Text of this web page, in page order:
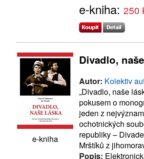
e-kniha: 250
e-kniha
Divadlo,
Autor: Kolektiv
„Divadlo, naše
pokusem o
jeden z
ochotnických
republiky –
Mrštíků z
Popis: